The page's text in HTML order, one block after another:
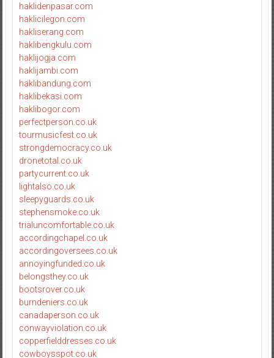
haklidenpasar.com
haklicilegon.com
hakliserang.com
haklibengkulu.com
haklijogja.com
haklijambi.com
haklibandung.com
haklibekasi.com
haklibogor.com
perfectperson.co.uk
tourmusicfest.co.uk
strongdemocracy.co.uk
dronetotal.co.uk
partycurrent.co.uk
lightalso.co.uk
sleepyguards.co.uk
stephensmoke.co.uk
trialuncomfortable.co.uk
accordingchapel.co.uk
accordingoversees.co.uk
annoyingfunded.co.uk
belongsthey.co.uk
bootsrover.co.uk
burndeniers.co.uk
canadaperson.co.uk
conwayviolation.co.uk
copperfielddresses.co.uk
cowboysspot.co.uk